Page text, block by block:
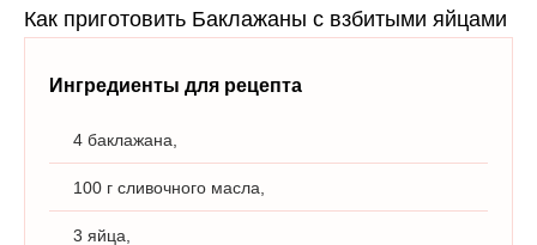
Как приготовить Баклажаны с взбитыми яйцами
Ингредиенты для рецепта
4 баклажана,
100 г сливочного масла,
3 яйца,